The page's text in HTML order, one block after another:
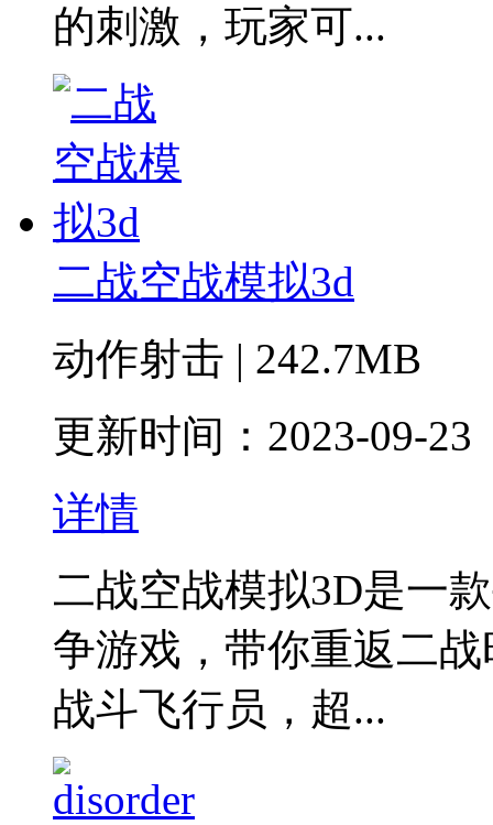
的刺激，玩家可...
二战空战模拟3d
动作射击 | 242.7MB
更新时间：2023-09-23
详情
二战空战模拟3D是一
争游戏，带你重返二
战斗飞行员，超...